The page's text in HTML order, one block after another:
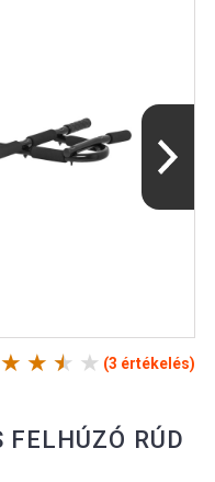
(3 értékelés)
RÚD